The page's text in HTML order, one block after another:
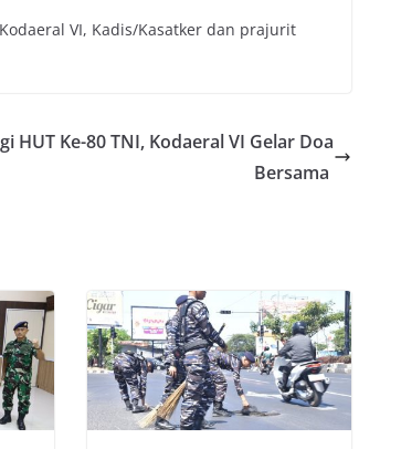
VI, Kadis/Kasatker dan prajurit
HUT Ke-80 TNI, Kodaeral VI Gelar Doa
Bersama